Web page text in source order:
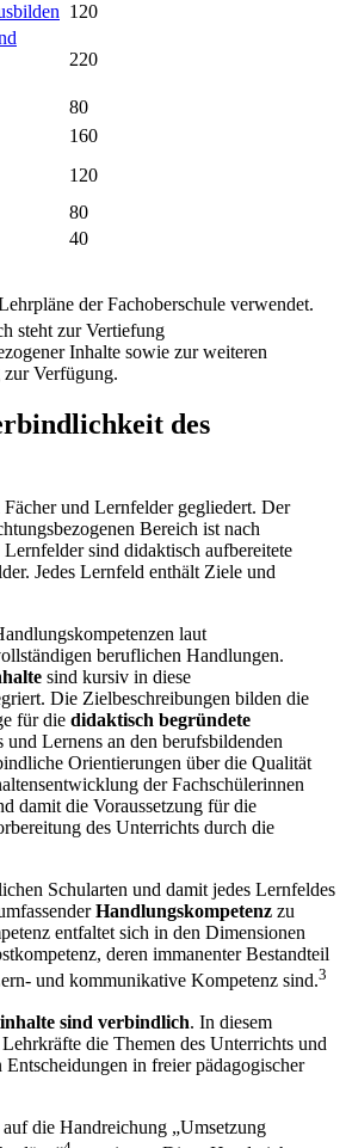
120
220
80
160
120
80
40
der Fachoberschule verwendet.
steht zur Vertiefung
Inhalte sowie zur weiteren
zur Verfügung.
des
und Lernfelder gegliedert. Der
Bereich ist nach
sind didaktisch aufbereitete
Jedes Lernfeld enthält Ziele und
laut
beruflichen Handlungen.
sind kursiv in diese
Die Zielbeschreibungen bilden die
für die didaktisch begründete
und Lernens an den berufs­bildenden
Orientierungen über die Qualität
der Fachschülerinnen
damit die Voraussetzung für die
des Unterrichts durch die
Schularten und damit jedes Lernfeldes
Handlungskompetenz zu
ent­faltet sich in den Dimensionen
deren immanenter Bestandteil
und kommunikative Kompetenz sind.3
sind verbindlich. In diesem
die Themen des Unterrichts und
in freier pädagogischer
die Handreichung „Umsetzung